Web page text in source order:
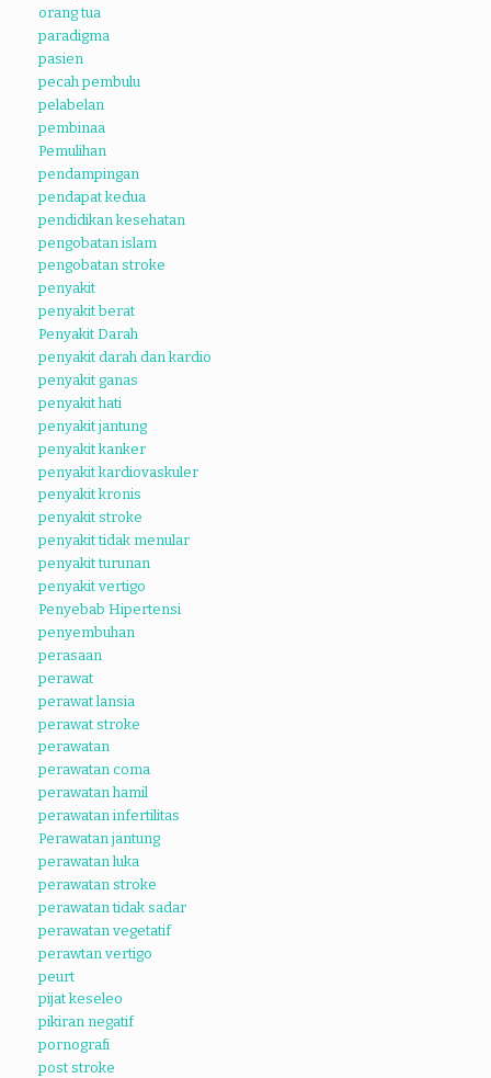
orang tua
paradigma
pasien
pecah pembulu
pelabelan
pembinaa
Pemulihan
pendampingan
pendapat kedua
pendidikan kesehatan
pengobatan islam
pengobatan stroke
penyakit
penyakit berat
Penyakit Darah
penyakit darah dan kardio
penyakit ganas
penyakit hati
penyakit jantung
penyakit kanker
penyakit kardiovaskuler
penyakit kronis
penyakit stroke
penyakit tidak menular
penyakit turunan
penyakit vertigo
Penyebab Hipertensi
penyembuhan
perasaan
perawat
perawat lansia
perawat stroke
perawatan
perawatan coma
perawatan hamil
perawatan infertilitas
Perawatan jantung
perawatan luka
perawatan stroke
perawatan tidak sadar
perawatan vegetatif
perawtan vertigo
peurt
pijat keseleo
pikiran negatif
pornografi
post stroke